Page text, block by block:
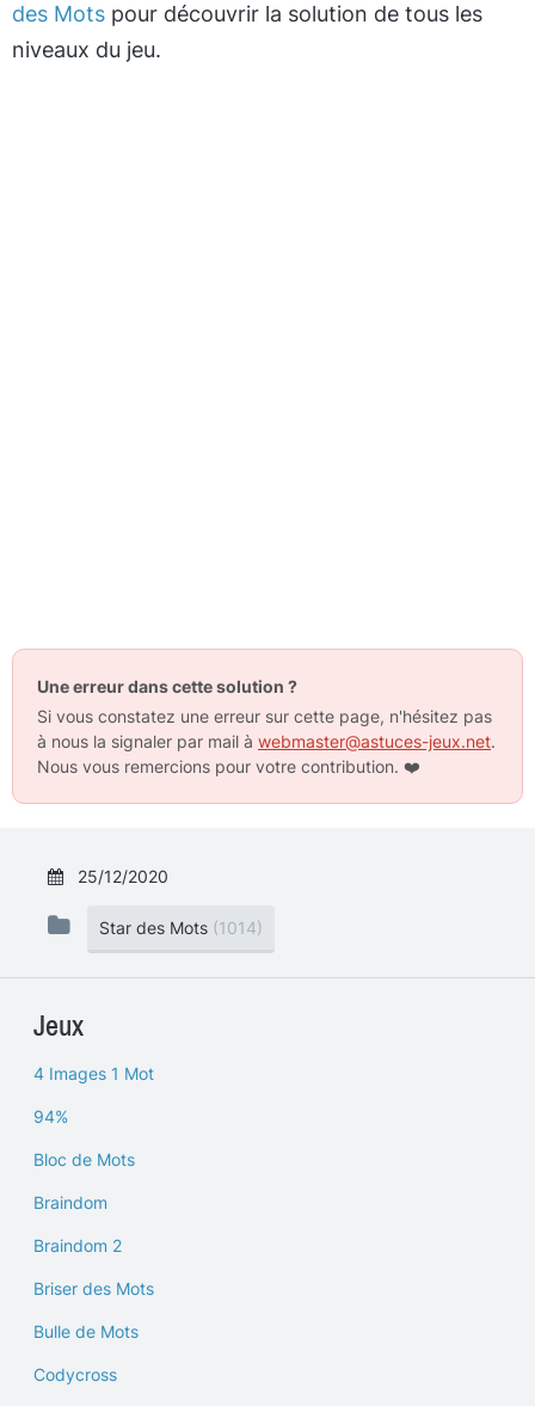
des Mots pour découvrir la solution de tous les
niveaux du jeu.
Une erreur dans cette solution ?
Si vous constatez une erreur sur cette page, n'hésitez pas
à nous la signaler par mail à webmaster@astuces-jeux.net.
Nous vous remercions pour votre contribution. ❤️
25/12/2020
Star des Mots (1014)
Jeux
4 Images 1 Mot
94%
Bloc de Mots
Braindom
Braindom 2
Briser des Mots
Bulle de Mots
Codycross